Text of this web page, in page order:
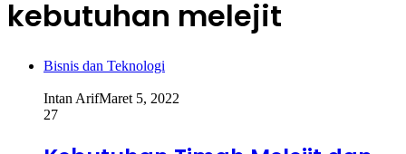
kebutuhan melejit
Bisnis dan Teknologi
Intan ArifMaret 5, 2022
27